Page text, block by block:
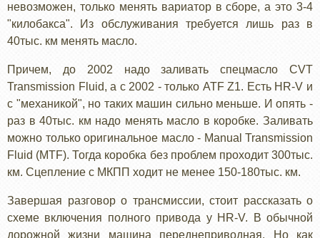
невозможен, только менять вариатор в сборе, а это 3-4
"килобакса". Из обслуживания требуется лишь раз в
40тыс. км менять масло.
Причем, до 2002 надо заливать спецмасло CVT
Transmission Fluid, а с 2002 - только ATF Z1. Есть HR-V и
с "механикой", но таких машин сильно меньше. И опять -
раз в 40тыс. км надо менять масло в коробке. Заливать
можно только оригинальное масло - Manual Transmission
Fluid (MTF). Тогда коробка без проблем проходит 300тыс.
км. Сцепление с МКПП ходит не менее 150-180тыс. км.
Завершая разговор о трансмиссии, стоит рассказать о
схеме включения полного привода у HR-V. В обычной
дорожной жизни машина переднеприводная. Но как